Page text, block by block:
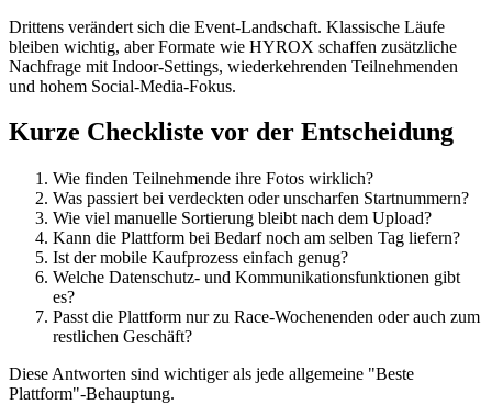
Drittens verändert sich die Event-Landschaft. Klassische Läufe
bleiben wichtig, aber Formate wie HYROX schaffen zusätzliche
Nachfrage mit Indoor-Settings, wiederkehrenden Teilnehmenden
und hohem Social-Media-Fokus.
Kurze Checkliste vor der Entscheidung
Wie finden Teilnehmende ihre Fotos wirklich?
Was passiert bei verdeckten oder unscharfen Startnummern?
Wie viel manuelle Sortierung bleibt nach dem Upload?
Kann die Plattform bei Bedarf noch am selben Tag liefern?
Ist der mobile Kaufprozess einfach genug?
Welche Datenschutz- und Kommunikationsfunktionen gibt
es?
Passt die Plattform nur zu Race-Wochenenden oder auch zum
restlichen Geschäft?
Diese Antworten sind wichtiger als jede allgemeine "Beste
Plattform"-Behauptung.